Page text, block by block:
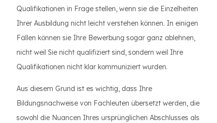
Qualifikationen in Frage stellen, wenn sie die Einzelheiten
Ihrer Ausbildung nicht leicht verstehen können. In einigen
Fällen können sie Ihre Bewerbung sogar ganz ablehnen,
nicht weil Sie nicht qualifiziert sind, sondern weil Ihre
Qualifikationen nicht klar kommuniziert wurden.
Aus diesem Grund ist es wichtig, dass Ihre
Bildungsnachweise von Fachleuten übersetzt werden, die
sowohl die Nuancen Ihres ursprünglichen Abschlusses als